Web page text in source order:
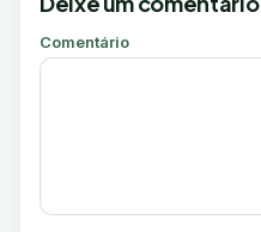
Comentário